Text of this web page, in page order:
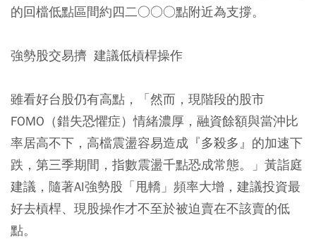
的回檔低點區間約四二○○○點附近為支撐。
強勢股交易擠 建議低槓桿操作
雖看好台股仍有高點，「然而，現階段的股市
FOMO（錯失恐懼症）情緒濃厚，融資餘額與當沖比
率居高不下，高檔震盪容易造成『多殺多』的加速下
跌，第三季期間，指數震盪千點恐成常態。」黃詣庭
建議，隨著AI強勢股「甩轎」頻率大增，建議投資最
好去槓桿、現股操作才不至於被迫賣在不該賣的低
點。